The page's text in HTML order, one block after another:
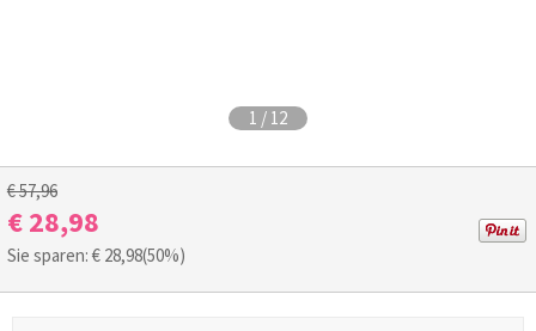
1 / 12
€ 57,96
€ 28,98
Sie sparen: € 28,98(50%)